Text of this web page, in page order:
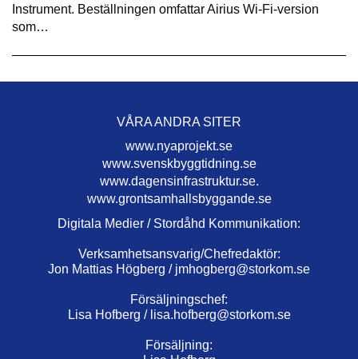
Instrument. Beställningen omfattar Airius Wi-Fi-version
som…
VÅRA ANDRA SITER
www.nyaprojekt.se
www.svenskbyggtidning.se
www.dagensinfrastruktur.se.
www.grontsamhallsbyggande.se
Digitala Medier / Stordåhd Kommunikation:
Verksamhetsansvarig/Chefredaktör:
Jon Mattias Högberg / jmhogberg@storkom.se
Försäljningschef:
Lisa Hofberg / lisa.hofberg@storkom.se
Försäljning: